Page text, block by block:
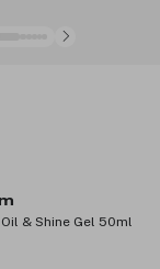
& Shine Gel 50ml